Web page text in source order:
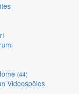
(44)
Videospēles